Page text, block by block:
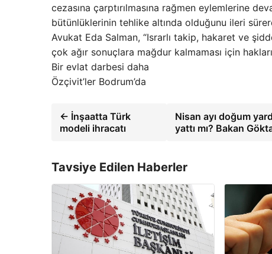
cezasına çarptırılmasına rağmen eylemlerine
bütünlüklerinin tehlike altında olduğunu ileri
Avukat Eda Salman, “Israrlı takip, hakaret ve
çok ağır sonuçlara mağdur kalmaması için
Bir evlat darbesi daha
Özçivit’ler Bodrum’da
← İnşaatta Türk
modeli ihracatı
Nisan ayı doğum
yattı mı? Bakan
Tavsiye Edilen Haberler